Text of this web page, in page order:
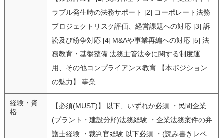
ラブル発生時の法務サポート [2] コーポレート法務
プロジェクトリスク評価、経営課題への対応 [3] 訴
訟及び紛争対応 [4] M&Aや事業再編への対応 [5] 法
務教育・基盤整備 法務主管法令に関する制度運
用、その他コンプライアンス教育 【本ポジション
の魅力】 事業...
経験・資
格
【必須(MUST)】 以下、いずれか必須 ・民間企業
(プラント・建設分野)法務経験 ・企業法務案件の弁
護士経験 ・裁判官経験 以下必須 ・(読み書きレベ